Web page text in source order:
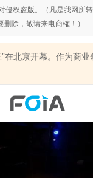
侵权盗版。（凡是我网所
除，敬请来电商榷！）
在北京开幕。作为商